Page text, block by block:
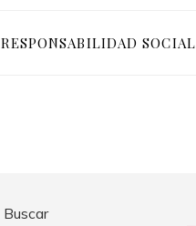
RESPONSABILIDAD SOCIAL
Buscar